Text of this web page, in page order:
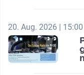
20. Aug. 2026 |